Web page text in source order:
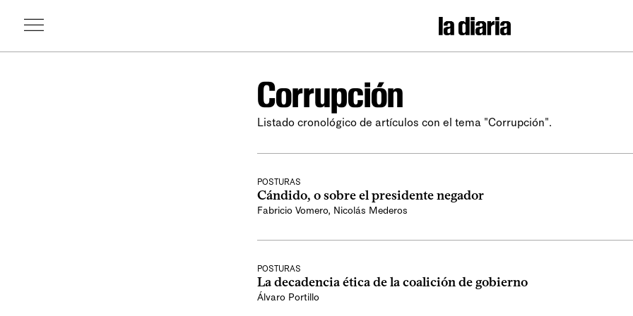
Corrupción
Listado cronológico de artículos con el tema "Corrupción".
POSTURAS
Cándido, o sobre el presidente negador
Fabricio Vomero, Nicolás Mederos
POSTURAS
La decadencia ética de la coalición de gobierno
Álvaro Portillo